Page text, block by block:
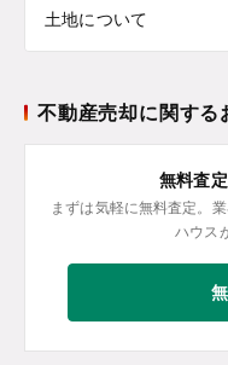
土地について
不動産売却に関する
無料査
まずは気軽に無料査定。
ハウス